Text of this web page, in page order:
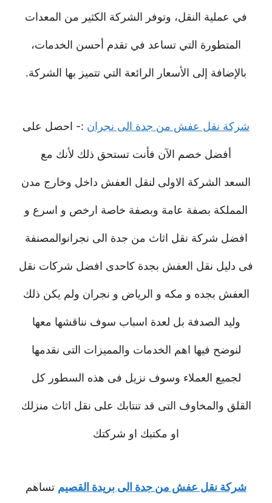
في عملية النقل، وتوفر الشركة الكثير من المعدات
المتطورة التي تساعد في تقدم أحسن الخدمات،
بالإضافة إلى الأسعار الرائعة التي تتميز بها الشركة.
شركة نقل عفش من جدة الى نجران :- احصل على
أفضل خصم الآن فأنت تستحق ذلك لأنك مع
السعد الشركة الاولى لنقل العفش داخل وخارج مدن
المملكة بصفة عامة وبصفة خاصة ارخص و اسرع و
افضل شركة نقل اثاث من جدة الى نجرانوالمصنفة
فى دليل نقل العفش بجدة كاحدى افضل شركات نقل
العفش بجده و مكه و الرياض و نجران ولم يكن ذلك
وليد الصدفة بل لعدة اسباب سوف نناقشها معها
لنوضح فيها اهم الخدمات والمميزات التى نقدمها
لجميع العملاء وسوف نزيل فى هذه السطور كل
القلق والمخاوف التى قد تنتابك على نقل اثاث منزلك
او مكتبك او شركتك
شركة نقل عفش من جدة الى بريدة القصيم تساهم